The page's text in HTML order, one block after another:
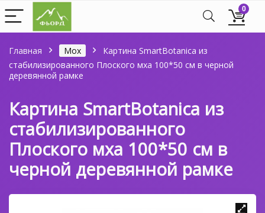
0
Главная Мох
Картина SmartBotanica из
стабилизированного Плоского мха 100*50 см в черной
деревянной рамке
Картина SmartBotanica из
стабилизированного
Плоского мха 100*50 см в
черной деревянной рамке